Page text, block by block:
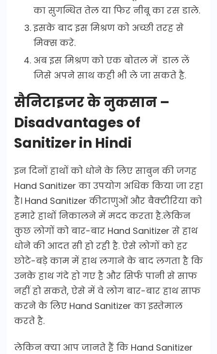
का सुगन्धित तेल या फिर नीबू का रस डाले.
इसके बाद इस मिश्रण को अच्छी तरह से
मिक्स करे.
अब इस मिश्रण को एक बोतल में डाल लें
जिसे अपने साथ कही भी ले जा सकते है.
सैनिटाइजर के नुकसान –
Disadvantages of
Sanitizer in Hindi
इन दिनों हाथों को धोने के लिए साबुन की जगह
Hand Sanitizer का उपयोग अधिक किया जा रहा
है। Hand Sanitizer कीटाणुओं और बैक्टीरिया को
हमारे हाथों निकालने में मदद करता है.लेकिन
कुछ लोगों को बार-बार Hand Sanitizer से हाथ
धोने की आदत सी हो रही है. ऐसे लोगों को हर
छोटे-बड़े काम में हाथ लगाने के बाद लगता है कि
उनके हाथ गंदे हो गए है और सिर्फ पानी से साफ
नहीं हो सकते, ऐसे में वे लोग बार-बार हाथ साफ
करने के लिए Hand Sanitizer का इस्तेमाल
करते है.
लेकिन क्या आप जानते हैं कि Hand Sanitizer